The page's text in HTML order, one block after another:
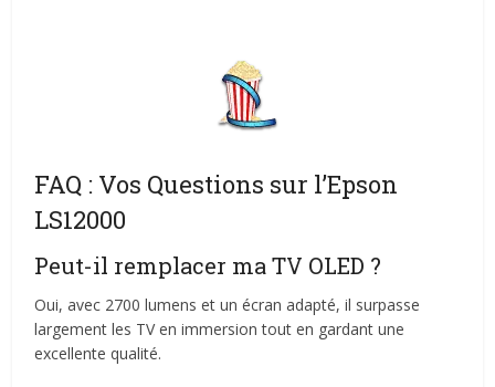
FAQ : Vos Questions sur l’Epson
LS12000
Peut-il remplacer ma TV OLED ?
Oui, avec 2700 lumens et un écran adapté, il surpasse
largement les TV en immersion tout en gardant une
excellente qualité.